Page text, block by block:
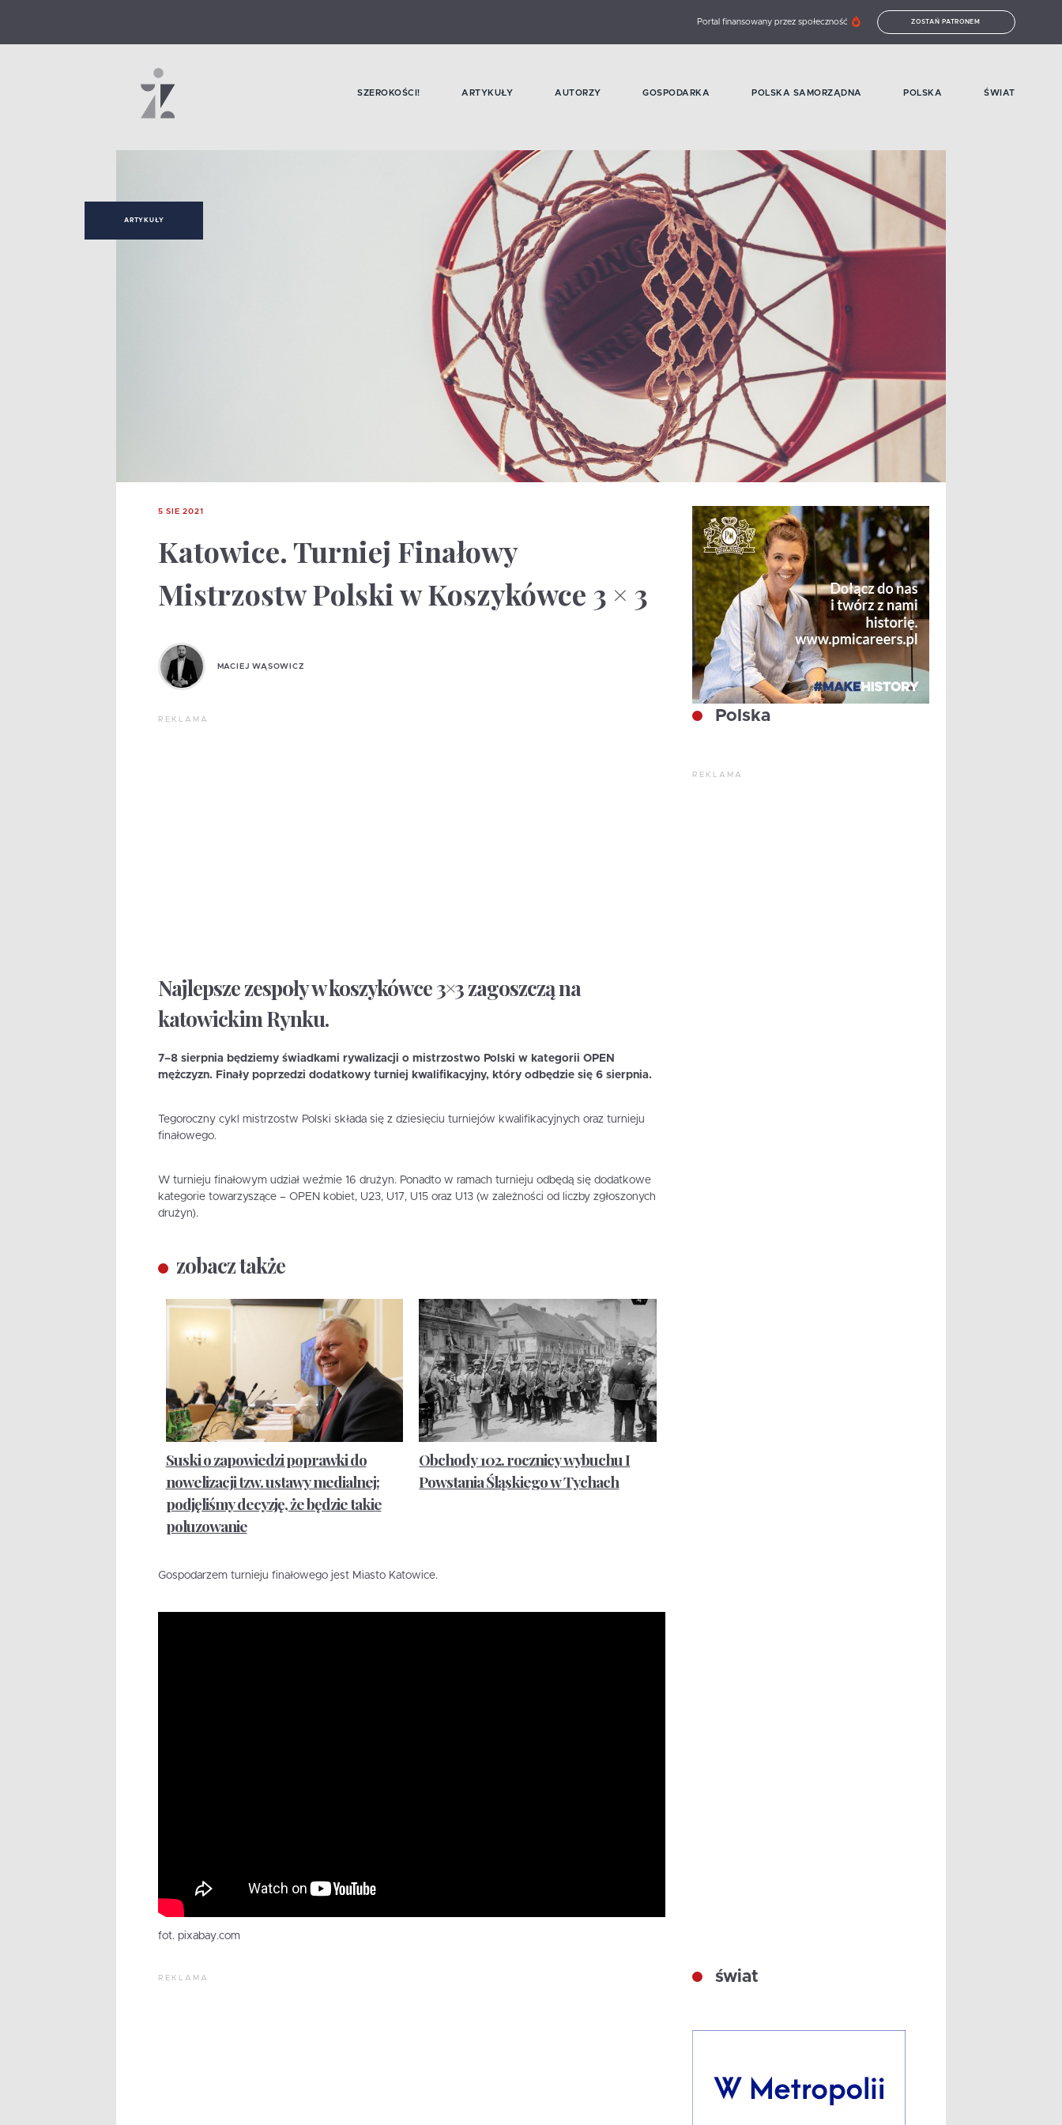
Portal finansowany przez społeczność ZOSTAŃ PATRONEM
SZEROKOŚCI! ARTYKUŁY AUTORZY GOSPODARKA POLSKA SAMORZĄDNA POLSKA ŚWIAT
ARTYKUŁY
5 SIE 2021
Katowice. Turniej Finałowy
Mistrzostw Polski w Koszykówce 3 × 3
MACIEJ WĄSOWICZ
REKLAMA
Najlepsze zespoły w koszykówce 3×3 zagoszczą na
katowickim Rynku.
7–8 sierpnia będziemy świadkami rywalizacji o mistrzostwo Polski w kategorii OPEN
mężczyzn. Finały poprzedzi dodatkowy turniej kwalifikacyjny, który odbędzie się 6 sierpnia.
Tegoroczny cykl mistrzostw Polski składa się z dziesięciu turniejów kwalifikacyjnych oraz turnieju
finałowego.
W turnieju finałowym udział weźmie 16 drużyn. Ponadto w ramach turnieju odbędą się dodatkowe
kategorie towarzyszące – OPEN kobiet, U23, U17, U15 oraz U13 (w zależności od liczby zgłoszonych
drużyn).
zobacz także
Suski o zapowiedzi poprawki do
nowelizacji tzw. ustawy medialnej:
podjęliśmy decyzję, że będzie takie
poluzowanie
Obchody 102. rocznicy wybuchu I
Powstania Śląskiego w Tychach
Gospodarzem turnieju finałowego jest Miasto Katowice.
fot. pixabay.com
REKLAMA
Polska
REKLAMA
świat